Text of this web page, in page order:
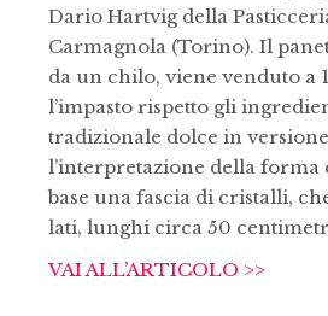
Dario Hartvig della
Carmagnola (Torino). Il
da un chilo, viene venduto a
l’impasto rispetto gli
tradizionale dolce in
l’interpretazione della forma
base una fascia di cristalli,
lati, lunghi circa 50
VAI ALL’ARTICOLO >>